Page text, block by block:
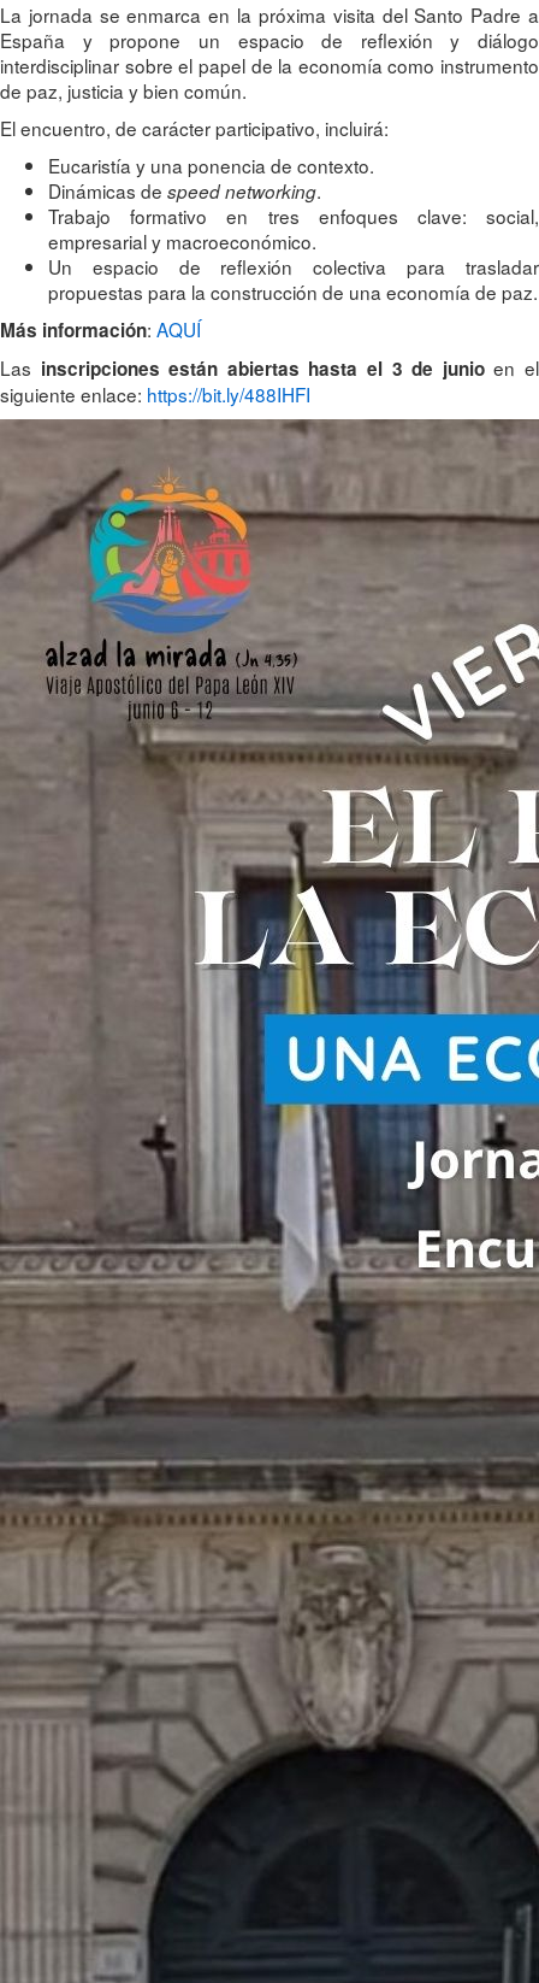
La jornada se enmarca en la próxima visita del Santo Padre a
España y propone un espacio de reflexión y diálogo
interdisciplinar sobre el papel de la economía como instrumento
de paz, justicia y bien común.
El encuentro, de carácter participativo, incluirá:
Eucaristía y una ponencia de contexto.
Dinámicas de speed networking.
Trabajo formativo en tres enfoques clave: social,
empresarial y macroeconómico.
Un espacio de reflexión colectiva para trasladar
propuestas para la construcción de una economía de paz.
Más información: AQUÍ
Las inscripciones están abiertas hasta el 3 de junioen el
siguiente enlace: https://bit.ly/488IHFI